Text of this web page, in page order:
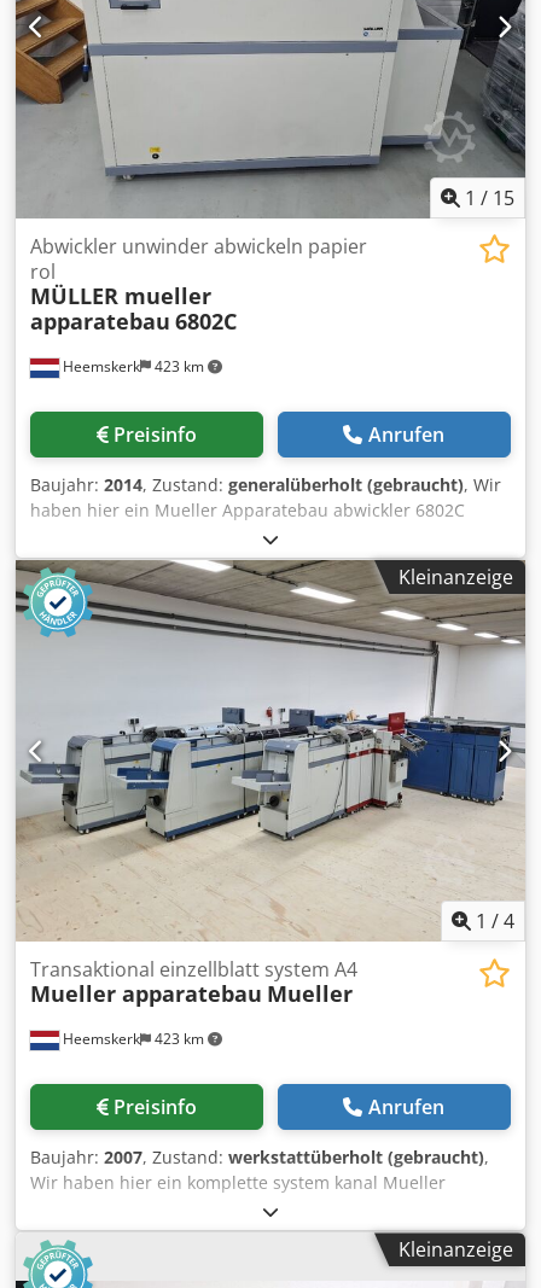
1 / 15
Heemskerk 423 km
Abwickler unwinder abwickeln papier
rol
MÜLLER mueller
apparatebau 6802C
Preisinfo Anrufen
Baujahr: 2014, Zustand: generalüberholt (gebraucht), Wir
haben hier ein Mueller Apparatebau abwickler 6802C
verfuegbar. Diese maschine ist komplett uberhohlt und
sofort fertig fuer Ihre produktion. Dcjdpfjhd Nxvex Anmjk
Kleinanzeige
1 /4
Heemskerk 423 km
Transaktional einzellblatt system A4
Mueller apparatebau Mueller
Preisinfo Anrufen
Baujahr: 2007, Zustand: werkstattüberholt (gebraucht),
Wir haben hier ein komplette system kanal Mueller
apparatebau verfuegbar. Diese system kanal wird A4
dokumenten einziehen - lesung von lesekode - sammeln -
falzen und Ist fertig fuer installation an einen Buhrs ITM
Kleinanzeige